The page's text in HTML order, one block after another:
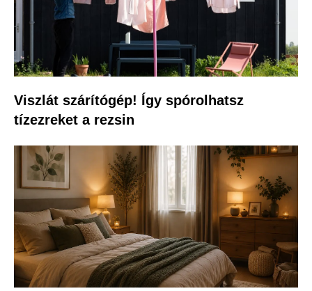
Viszlát szárítógép! Így spórolhatsz
tízezreket a rezsin